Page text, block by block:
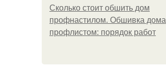
Сколько стоит обшить дом
профнастилом. Обшивка дома
профлистом: порядок работ